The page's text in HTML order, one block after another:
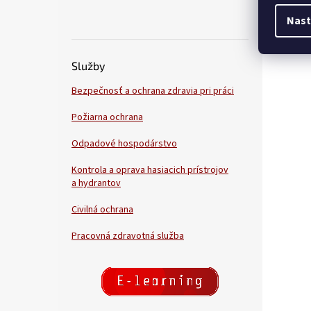
Služby
Bezpečnosť a ochrana zdravia pri práci
Požiarna ochrana
Odpadové hospodárstvo
Kontrola a oprava hasiacich prístrojov
a hydrantov
Civilná ochrana
Pracovná zdravotná služba